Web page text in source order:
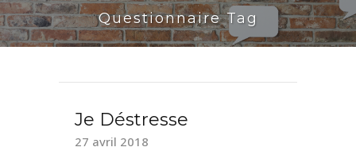
Questionnaire Tag
Je Déstresse
27 avril 2018